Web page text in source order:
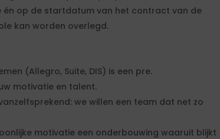
én op de startdatum van het contract van de
kan worden overlegd.
(Allegro, Suite, DIS) is een pre.
motivatie en talent.
we willen een team dat net zo
motivatie een onderbouwing waaruit blijkt